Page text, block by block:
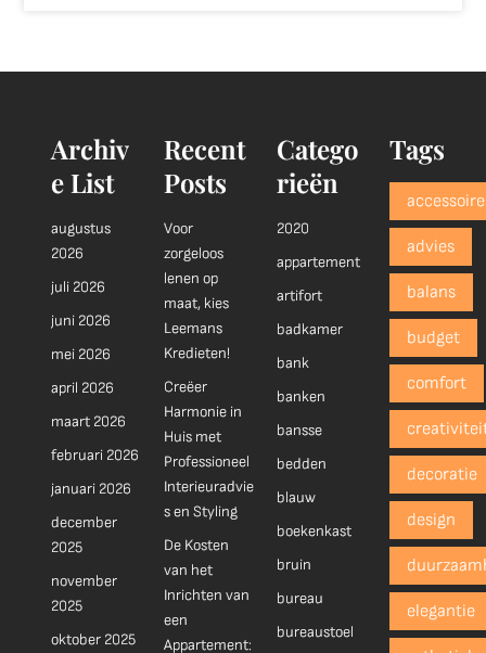
Archiv
e List
augustus
2026
juli 2026
juni 2026
mei 2026
april 2026
maart 2026
februari 2026
januari 2026
december
2025
november
2025
oktober 2025
Recent
Posts
Voor
zorgeloos
lenen op
maat, kies
Leemans
Kredieten!
Creëer
Harmonie in
Huis met
Professioneel
Interieuradvie
s en Styling
De Kosten
van het
Inrichten van
een
Appartement:
Catego
rieën
2020
appartement
artifort
badkamer
bank
banken
bansse
bedden
blauw
boekenkast
bruin
bureau
bureaustoel
Tags
advies
balans
budget
comfort
decoratie
design
elegantie